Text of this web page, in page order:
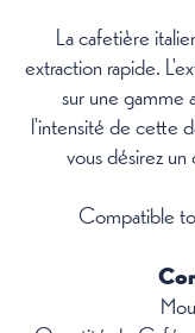
La cafetière
extraction rapide.
sur une gamme
l'intensité de cette
vous désirez
Compatible